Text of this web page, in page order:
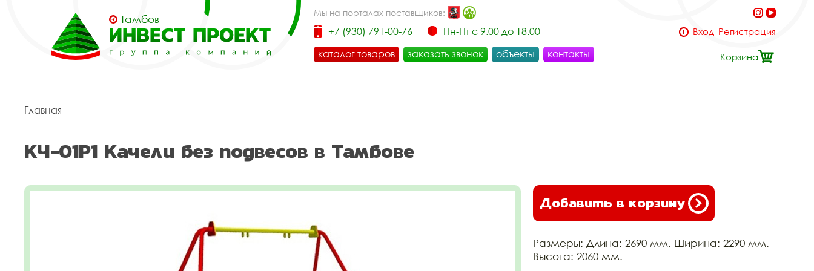
Тамбов
Мы на порталах поставщиков:
+7 (930) 791-00-76
Пн-Пт с 9.00 до 18.00
каталог товаров
заказать звонок объекты контакты
Вход Регистрация
Корзина
Главная
КЧ-01Р1 Качели без подвесов в Тамбове
Добавить в корзину
Размеры: Длина: 2690 мм. Ширина: 2290 мм.
Высота: 2060 мм.